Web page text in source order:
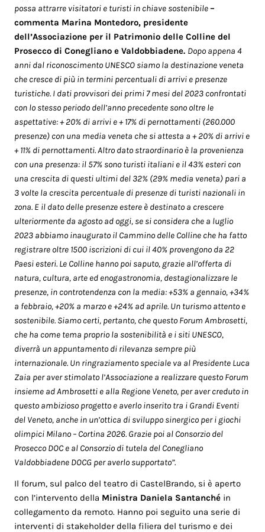
possa attrarre visitatori e turisti in chiave sostenibile–
commenta Marina Montedoro, presidente
dell’Associazione per il Patrimonio delle Colline del
Prosecco di Conegliano e Valdobbiadene. Dopo appena 4
anni dal riconoscimento UNESCO siamo la destinazione veneta
che cresce di più in termini percentuali di arrivi e presenze
turistiche. I dati provvisori dei primi 7 mesi del 2023 confrontati
con lo stesso periodo dell’anno precedente sono oltre le
aspettative: + 20% di arrivi e + 17% di pernottamenti (260.000
presenze) con una media veneta che si attesta a + 20% di arrivi e
+ 11% di pernottamenti. Altro dato straordinario è la provenienza
con una presenza: il 57% sono turisti italiani e il 43% esteri con
una crescita di questi ultimi del 32% (29% media veneta) pari a
3 volte la crescita percentuale di presenze di turisti nazionali in
zona. E il dato delle presenze estere è destinato a crescere
ulteriormente da agosto ad oggi, se si considera che a luglio
2023 abbiamo inaugurato il Cammino delle Colline che ha fatto
registrare oltre 1500 iscrizioni di cui il 40% provengono da 22
Paesi esteri. Le Colline hanno poi saputo, grazie all’offerta di
natura, cultura, arte ed enogastronomia, destagionalizzare le
presenze, in controtendenza con la media: +53% a gennaio, +34%
a febbraio, +20% a marzo e +24% ad aprile. Un turismo attento e
sostenibile. Siamo certi, pertanto, che questo Forum Ambrosetti,
che ha come tema proprio la sostenibilità e i siti UNESCO,
diverrà un appuntamento di rilevanza sempre più
internazionale. Un ringraziamento speciale va al Presidente Luca
Zaia per aver stimolato l’Associazione a realizzare questo Forum
insieme ad Ambrosetti e alla Regione Veneto, per aver creduto in
questo ambizioso progetto e averlo inserito tra i Grandi Eventi
del Veneto, anche in un’ottica di sviluppo sinergico per i giochi
olimpici Milano – Cortina 2026. Grazie poi al Consorzio del
Prosecco DOC e al Consorzio di tutela del Conegliano
Valdobbiadene DOCG per averlo supportato”.
Il forum, sul palco del teatro di CastelBrando, si è aperto
con l’intervento della Ministra Daniela Santanché in
collegamento da remoto. Hanno poi seguito una serie di
interventi di stakeholder della filiera del turismo e dei